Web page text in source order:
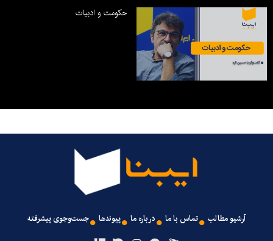
حکومت و ادبیات
آرشیو مطالب تماس با ما درباره ما پیوندها جست‌وجوی پیشرفته